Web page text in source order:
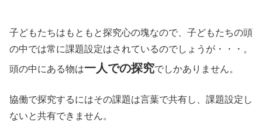
子どもたちはもともと探究心の塊なので、子どもたちの頭
の中では常に課題設定はされているのでしょうが・・・。
頭の中にある物は一人での探究でしかありません。
協働で探究するにはその課題は言葉で共有し、課題設定し
ないと共有できません。